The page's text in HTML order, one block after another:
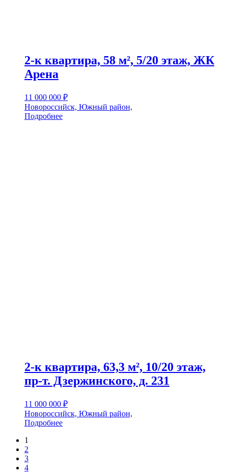
2-к квартира, 58 м², 5/20 этаж, ЖК
Арена
11 000 000 ₽
Новороссийск, Южный район,
Подробнее
2-к квартира, 63,3 м², 10/20 этаж,
пр-т. Дзержинского, д. 231
11 000 000 ₽
Новороссийск, Южный район,
Подробнее
1
2
3
4